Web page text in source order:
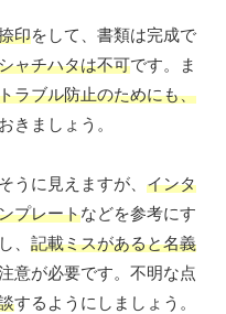
印をして、書類は完成で
ャチハタは不可です。ま
ラブル防止のためにも、
きましょう。
うに見えますが、 インタ
プレートなどを参考にす
、 記載ミスがあると名義
意が必要です。不明な点
するようにしましょう。